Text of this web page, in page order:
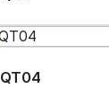
QT04